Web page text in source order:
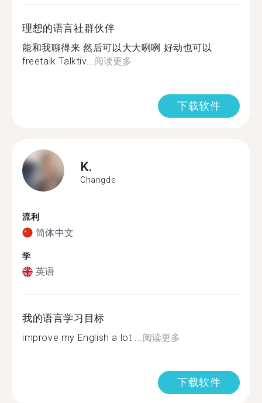
理想的语言社群伙伴
能和我聊得来 然后可以大大咧咧 好动也可以
freetalk Talktiv...阅读更多
下载软件
K.
Changde
流利
简体中文
学
英语
我的语言学习目标
improve my English a lot ...阅读更多
下载软件